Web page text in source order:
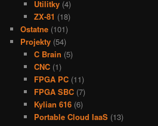
Utilitky(4)
ZX-81 (18)
Ostatne (101)
Projekty (54)
C Brain (5)
CNC(1)
FPGA PC(11)
FPGA SBC(7)
Kylian 616(6)
Portable Cloud IaaS(13)